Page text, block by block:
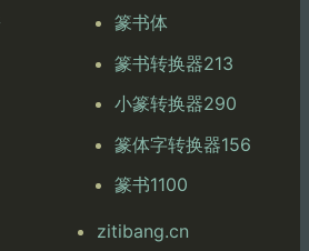
篆书体
篆书转换器213
小篆转换器290
篆体字转换器156
篆书1100
zitibang.cn